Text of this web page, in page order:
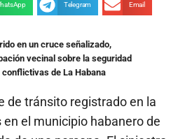
Telegram Email
en un cruce señalizado,
vecinal sobre la seguridad
de La Habana
de tránsito registrado en la
el municipio habanero de